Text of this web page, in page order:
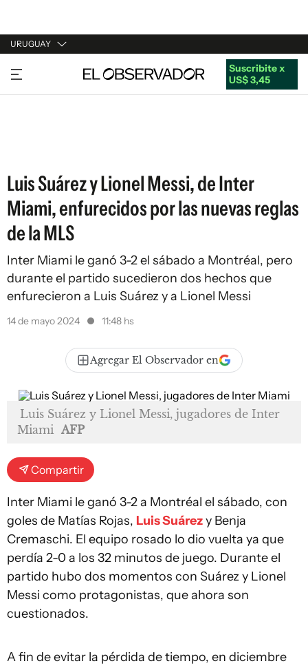
URUGUAY
URUGUAY
ARGENTINA
Suscribite x
US$ 3,45
Luis Suárez y Lionel Messi, de Inter
Miami, enfurecidos por las nuevas reglas
de la MLS
Inter Miami le ganó 3-2 el sábado a Montréal, pero
durante el partido sucedieron dos hechos que
enfurecieron a Luis Suárez y a Lionel Messi
14 de mayo 2024 11:48 hs
Agregar El Observador en
Luis Suárez y Lionel Messi, jugadores de Inter
Miami AFP
Compartir
Inter Miami le ganó 3-2 a Montréal el sábado, con
goles de Matías Rojas, Luis Suárezy Benja
Cremaschi. El equipo rosado lo dio vuelta ya que
perdía 2-0 a los 32 minutos de juego. Durante el
partido hubo dos momentos con Suárez y Lionel
Messi como protagonistas, que ahora son
cuestionados.
A fin de evitar la pérdida de tiempo, en diciembre